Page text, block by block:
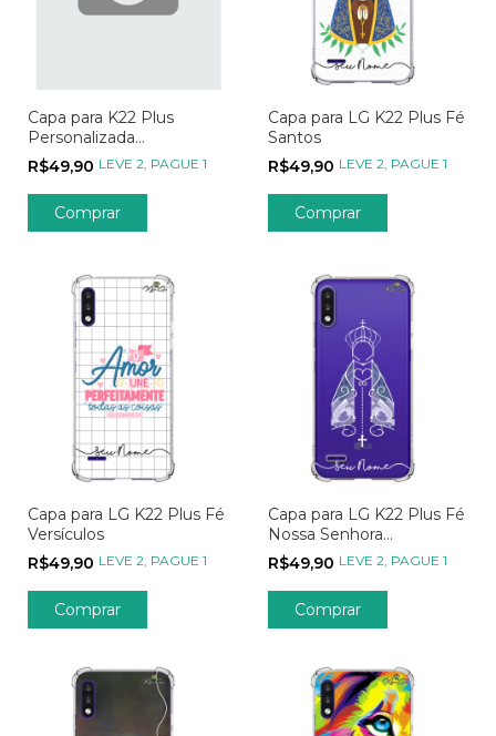
Capa para K22 Plus
Personalizada
Metadinhas My Person -
Parte 01
R$49,90 LEVE 2, PAGUE 1
Capa para LG K22 Plus Fé
Santos
R$49,90 LEVE 2, PAGUE 1
Comprar
Capa para LG K22 Plus Fé
Versículos
R$49,90 LEVE 2, PAGUE 1
Comprar
Capa para LG K22 Plus Fé
Nossa Senhora
Transparente
R$49,90 LEVE 2, PAGUE 1
Comprar